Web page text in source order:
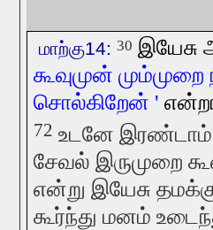
மாற்கு14:30 இயேசு
கூவுமுன்
சொல்கிறேன் '
72 உடனே இரண்டாம்
சேவல் இருமுறை
என்று இயேசு
கூர்ந்து மனம்